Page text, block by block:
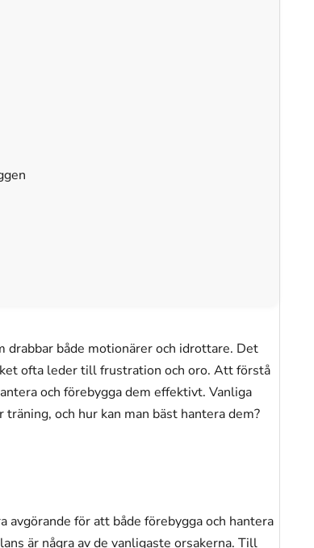
både motionärer och idrottare. Det
ofta leder till frustration och oro. Att förstå
och förebygga dem effektivt. Vanliga
och hur kan man bäst hantera dem?
för att både förebygga och hantera
är några av de vanligaste orsakerna. Till